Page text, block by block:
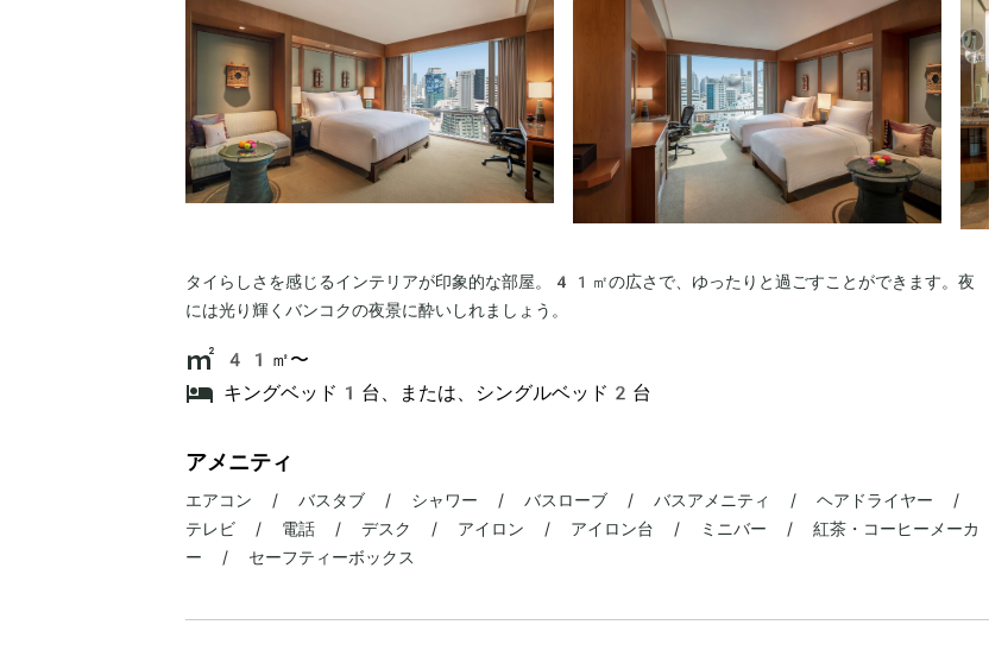
タイらしさを感じるインテリアが印象的な部屋。41㎡の広さで、ゆったりと過ごすことができます。夜
には光り輝くバンコクの夜景に酔いしれましょう。
41㎡〜
キングベッド1台、または、シングルベッド2台
アメニティ
エアコン / バスタブ / シャワー / バスローブ / バスアメニティ / ヘアドライヤー /
テレビ / 電話 / デスク / アイロン / アイロン台 / ミニバー / 紅茶・コーヒーメーカ
ー / セーフティーボックス